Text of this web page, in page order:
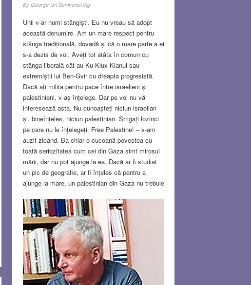
By George Uri Schimmerling
Unii v-ar numi stângiști. Eu nu vreau să adopt
această denumire. Am un mare respect pentru
stânga tradițională, dovadă și că o mare parte a ei
s-a dezis de voi. Aveți tot atâta în comun cu
stânga liberală cât au Ku-Klux-Klanul sau
extremiștii lui Ben-Gvir cu dreapta progresistă.
Dacă ați milita pentru pace între israelieni și
palestinieni, v-aș înțelege. Dar pe voi nu vă
interesează asta. Nu cunoașteți niciun israelian
și, bineînțeles, niciun palestinian. Strigați lozinci
pe care nu le înțelegeți. Free Palestine! – v-am
auzit zicând. Ba chiar o cucoană povestea cu
toată seriozitatea cum cei din Gaza simt mirosul
mării, dar nu pot ajunge la ea. Dacă ar fi studiat
un pic de geografie, ar fi înțeles că pentru a
ajunge la mare, un palestinian din Gaza nu trebuie
întâlni pe drum niciun filtru al armatei israeliene,
niciun colonist. Poate că va trebui doar să facă
baie îmbrăcat, căci acestea sunt regulile islamice
impuse de Hamas. Dar pentru asta voi nu
protestați.
Read more…
NOV 1, 2023 21 COMMENTS